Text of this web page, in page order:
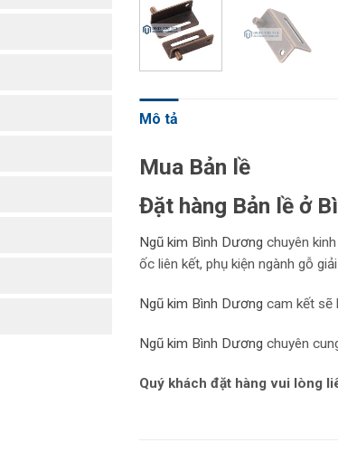
Mô tả
Mua Bản lề
Đặt hàng Bản lề ở
Ngũ kim Bình Dương chuyên
ốc liên kết, phụ kiện ngành gỗ
Ngũ kim Bình Dương cam kết sẽ
Ngũ kim Bình Dương chuyên
Quý khách đặt hàng vui lòng